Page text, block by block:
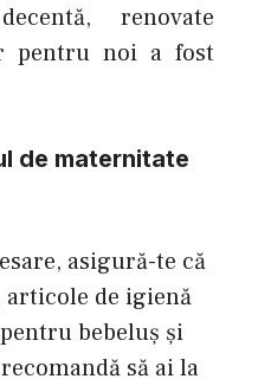
renovate
pentru noi a fost
de maternitate
asigură-te că
articole de igienă
bebeluș și
să ai la